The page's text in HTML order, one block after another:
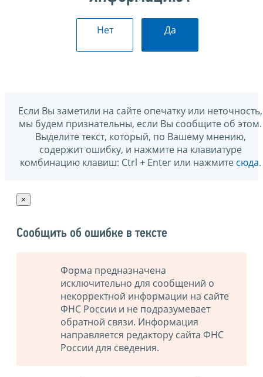
Нет Да
Если Вы заметили на сайте опечатку или неточность,
мы будем признательны, если Вы сообщите об этом.
Выделите текст, который, по Вашему мнению,
содержит ошибку, и нажмите на клавиатуре
комбинацию клавиш: Ctrl + Enter или нажмите сюда.
×
Сообщить об ошибке в тексте
Форма предназначена
исключительно для сообщений о
некорректной информации на сайте
ФНС России и не подразумевает
обратной связи. Информация
направляется редактору сайта ФНС
России для сведения.